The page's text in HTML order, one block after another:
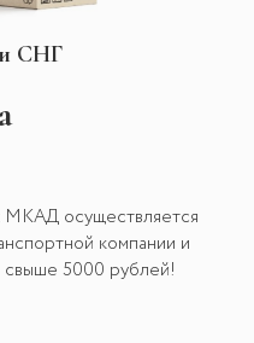
и СНГ
МКАД осуществляется
компании и
свыше 5000 рублей!